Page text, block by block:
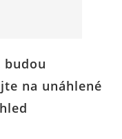
budou
na unáhlené